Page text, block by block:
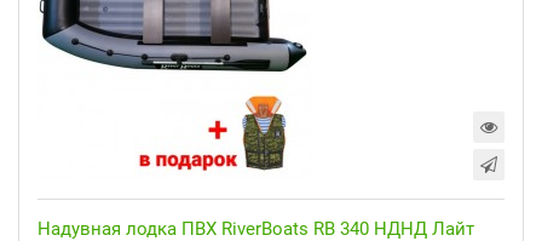
Надувная лодка ПВХ RiverBoats RB 340 НДНД Лайт